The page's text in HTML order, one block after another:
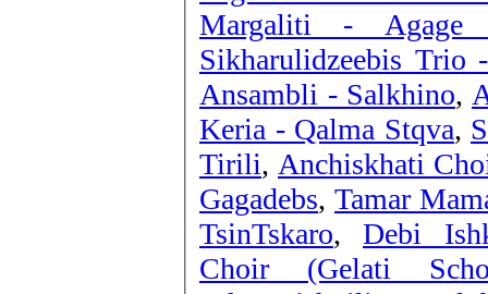
Margaliti - Agage
Sikharulidzeebis Trio
Ansambli - Salkhino,
Keria - Qalma Stqva,
Tirili, Anchiskhati
Gagadebs, Tamar
TsinTskaro, Debi
Choir (Gelati